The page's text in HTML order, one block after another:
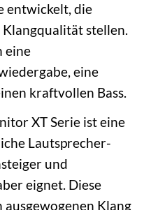
entwickelt, die
stellen.
eine
eine
kraftvollen Bass.
XT Serie ist eine
Lautsprecher-
und
eignet. Diese
Klang